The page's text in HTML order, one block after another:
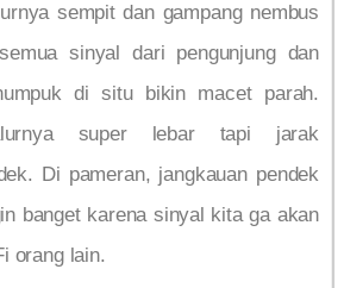
sempit dan gampang nembus
sinyal dari pengunjung dan
di situ bikin macet parah.
super lebar tapi jarak
Di pameran, jangkauan pendek
banget karena sinyal kita ga akan
orang lain.